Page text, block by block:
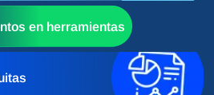
en herramientas